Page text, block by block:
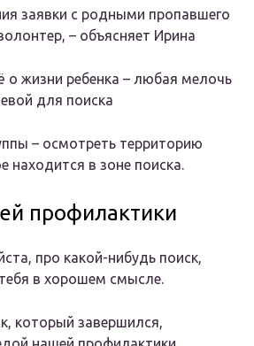
заявки с родными пропавшего
– объясняет Ирина
о жизни ребенка – любая мелочь
для поиска
– осмотреть территорию
находится в зоне поиска.
профилактики
про какой-нибудь поиск,
в хорошем смысле.
который завершился,